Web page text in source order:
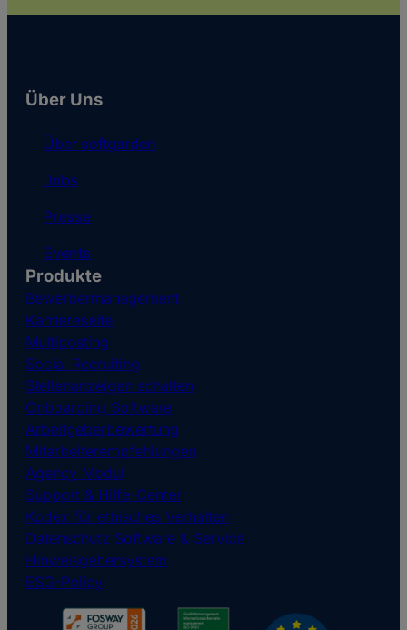
Über Uns
Über softgarden
Jobs
Presse
Events
Produkte
Bewerbermanagement
Karriereseite
Multiposting
Social Recruiting
Stellenanzeigen schalten
Onboarding Software
Arbeitgeberbewertung
Mitarbeiterempfehlungen
Agency Modul
Support & Hilfe-Center
Kodex für ethisches Verhalten
Datenschutz Software & Service
Hinweisgebersystem
ESG-Policy